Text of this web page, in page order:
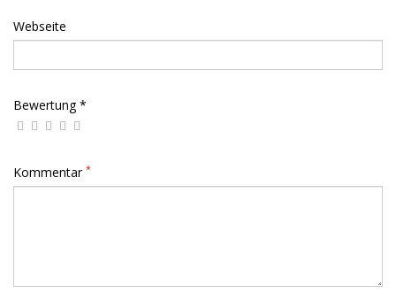
Webseite
Bewertung *
Kommentar *